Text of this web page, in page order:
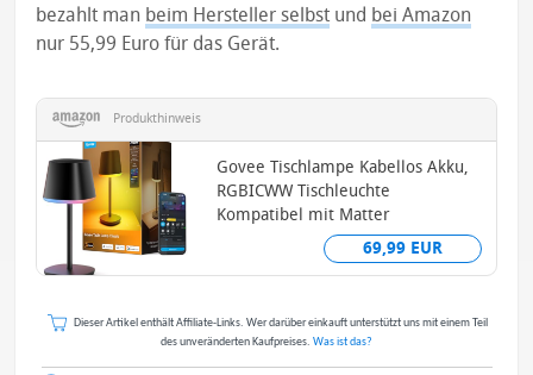
bezahlt man beim Hersteller selbst und bei Amazon
nur 55,99 Euro für das Gerät.
Produkthinweis
Govee Tischlampe Kabellos Akku,
RGBICWW Tischleuchte
Kompatibel mit Matter
69,99 EUR
Dieser Artikel enthält Affiliate-Links. Wer darüber einkauft unterstützt uns mit einem Teil
des unveränderten Kaufpreises. Was ist das?